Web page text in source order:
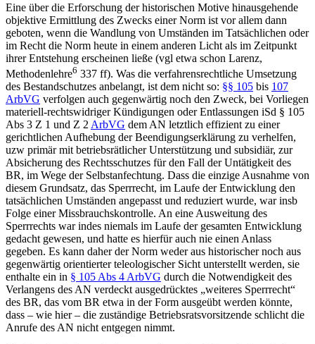
Eine über die Erforschung der historischen Motive hinausgehende
objektive Ermittlung des Zwecks einer Norm ist vor allem dann
geboten, wenn die Wandlung von Umständen im Tatsächlichen oder
im Recht die Norm heute in einem anderen Licht als im Zeitpunkt
ihrer Entstehung erscheinen ließe (vgl etwa schon Larenz,
Methodenlehre6 337 ff). Was die verfahrensrechtliche Umsetzung
des Bestandschutzes anbelangt, ist dem nicht so: §§ 105 bis 107
ArbVG verfolgen auch gegenwärtig noch den Zweck, bei Vorliegen
materiell-rechtswidriger Kündigungen oder Entlassungen iSd § 105
Abs 3 Z 1 und Z 2 ArbVG dem AN letztlich effizient zu einer
gerichtlichen Aufhebung der Beendigungserklärung zu verhelfen,
uzw primär mit betriebsrätlicher Unterstützung und subsidiär, zur
Absicherung des Rechtsschutzes für den Fall der Untätigkeit des
BR, im Wege der Selbstanfechtung. Dass die einzige Ausnahme von
diesem Grundsatz, das Sperrrecht, im Laufe der Entwicklung den
tatsächlichen Umständen angepasst und reduziert wurde, war insb
Folge einer Missbrauchskontrolle. An eine Ausweitung des
Sperrrechts war indes niemals im Laufe der gesamten Entwicklung
gedacht gewesen, und hatte es hierfür auch nie einen Anlass
gegeben. Es kann daher der Norm weder aus historischer noch aus
gegenwärtig orientierter teleologischer Sicht unterstellt werden, sie
enthalte ein in § 105 Abs 4 ArbVG durch die Notwendigkeit des
Verlangens des AN verdeckt ausgedrücktes „weiteres Sperrrecht“
des BR, das vom BR etwa in der Form ausgeübt werden könnte,
dass – wie hier – die zuständige Betriebsratsvorsitzende schlicht die
Anrufe des AN nicht entgegen nimmt.